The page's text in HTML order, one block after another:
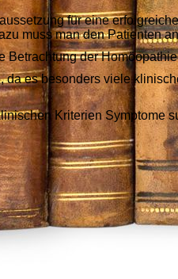
für eine
muss man den Patienten
der
es besonders viele
Kriterien Symptome